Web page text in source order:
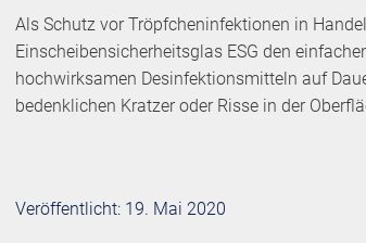
Als Schutz vor Tröpfcheninfektionen in
Einscheibensicherheitsglas ESG den
hochwirksamen Desinfektionsmitteln auf
bedenklichen Kratzer oder Risse in der
Veröffentlicht: 19. Mai 2020